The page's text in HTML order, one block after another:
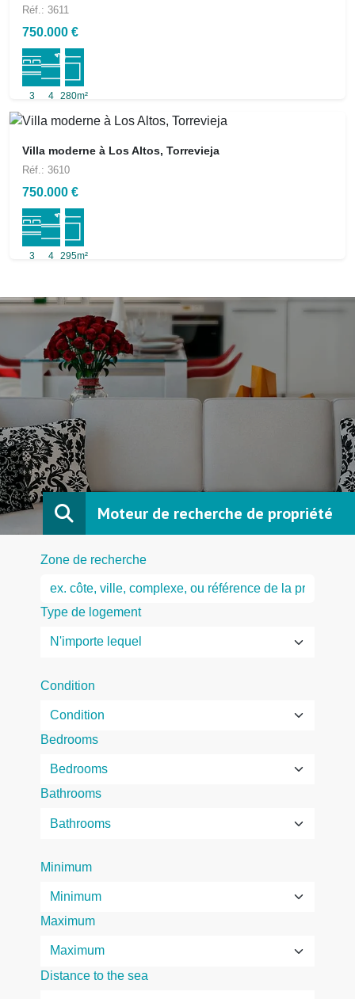
Réf.: 3611
750.000 €
3 4 280m²
Villa moderne à Los Altos, Torrevieja
Réf.: 3610
750.000 €
3 4 295m²
Moteur de recherche de propriété
Zone de recherche
Type de logement
Condition
Bedrooms
Bathrooms
Minimum
Maximum
Distance to the sea